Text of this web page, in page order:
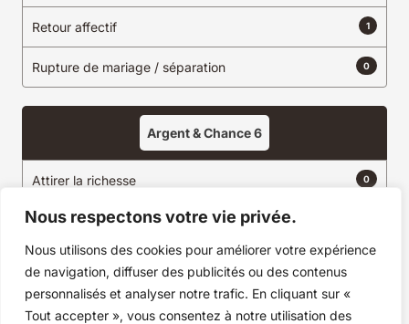
Nous respectons votre vie privée.
Nous utilisons des cookies pour améliorer votre expérience
de navigation, diffuser des publicités ou des contenus
personnalisés et analyser notre trafic. En cliquant sur «
Tout accepter », vous consentez à notre utilisation des
Retour affectif 1
Rupture de mariage / séparation 0
Argent & Chance6
Attirer la richesse 0
Chance aux jeux
Chance générale
Commerce & prospérité